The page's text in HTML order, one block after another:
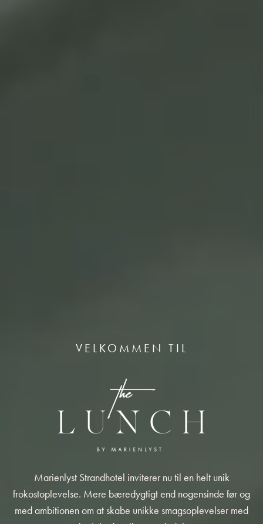
VELKOMMEN TIL
Marienlyst Strandhotel inviterer nu til en helt unik
frokostoplevelse. Mere bæredygtigt end nogensinde før og
med ambitionen om at skabe unikke smagsoplevelser med